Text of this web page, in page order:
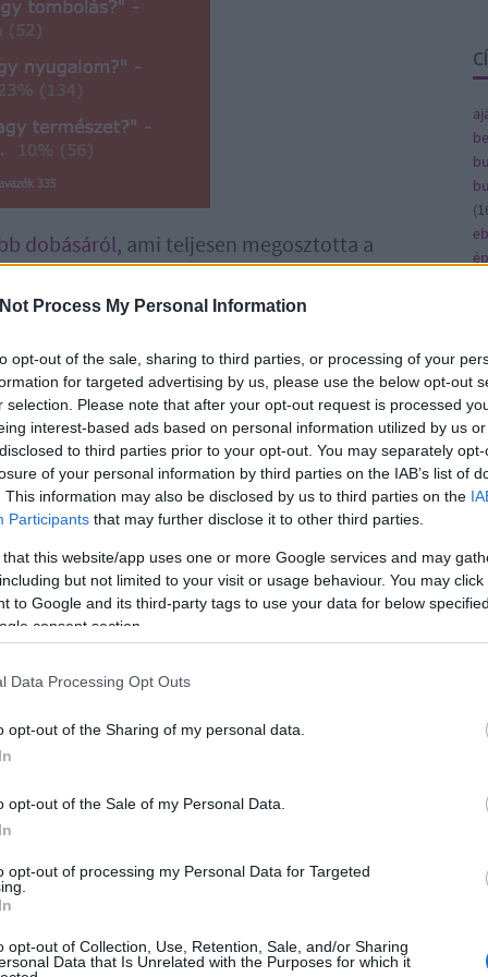
Process My Personal Information
opt-out of the sale, sharing to third parties, or processing of your
for targeted advertising by us, please use the below opt-out
selection. Please note that after your opt-out request is processed
interest-based ads based on personal information utilized by us
to third parties prior to your opt-out. You may separately
of your personal information by third parties on the IAB’s list of
This information may also be disclosed by us to third parties on the
Participants that may further disclose it to other third parties.
that this website/app uses one or more Google services and may
but not limited to your visit or usage behaviour. You may
to Google and its third-party tags to use your data for below
consent section.
Data Processing Opt Outs
opt-out of the Sharing of my personal data.
opt-out of the Sale of my Personal Data.
opt-out of processing my Personal Data for Targeted
opt-out of Collection, Use, Retention, Sale, and/or Sharing
Data that Is Unrelated with the Purposes for which it
dobásáról, ami teljesen megosztotta a
festegetik össze Budapest hetedik
művészek alkotásait, ami túlmutat a
Végre kortárs alkotások kerültek a falakra,
művészetről, mint bármi másról.
lapokkal együtt, hogy szavaztassunk meg
alkotás tetszett a legjobban az adott
holnap hat óráig lehet a poszt alján szavazni a
miket szeretnénk továbbra is
után lesznek láthatóak.
hetekben elkészült tíz munka, amire
(
(
25